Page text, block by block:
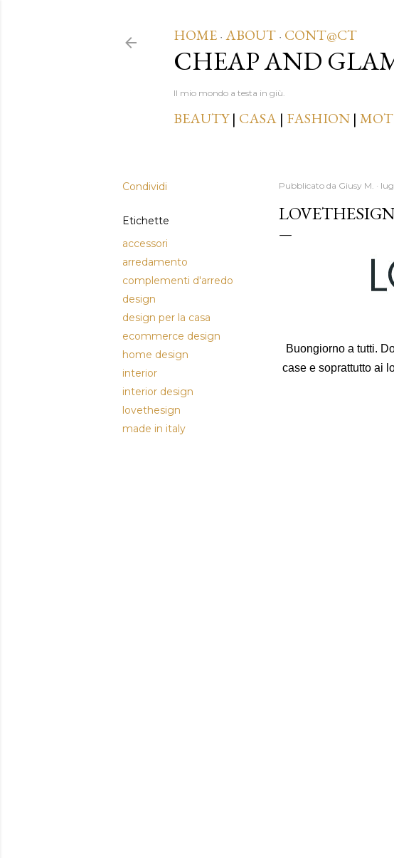
HOME · ABOUT · CONT@CT
CHEAP AND
Il mio mondo a testa in giù.
BEAUTY| CASA | FASHION |
Condividi
Etichette
accessori
arredamento
complementi d'arredo
design
design per la casa
ecommerce design
home design
interior
interior design
lovethesign
made in italy
Pubblicato da Giusy M.
Buongiorno a tutti.
case e soprattutto ai